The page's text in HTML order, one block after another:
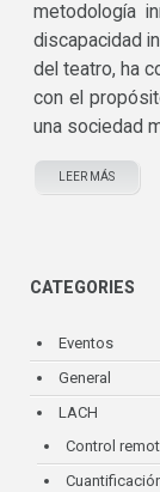
metodología
discapacidad
del teatro, ha
con el
una sociedad
LEER MÁS
CATEGORIES
Eventos
General
LACH
Control